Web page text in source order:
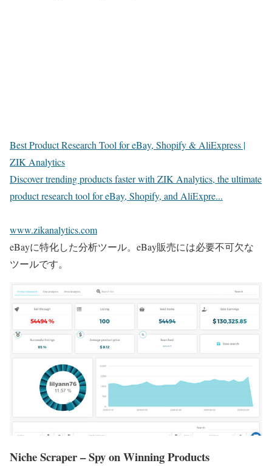
Best Product Research Tool for eBay, Shopify & AliExpress |
ZIK Analytics
Discover trending products faster with ZIK Analytics, the ultimate
product research tool for eBay, Shopify, and AliExpre...
www.zikanalytics.com
eBayに特化した分析ツール。eBay販売には必要不可欠な
ツールです。
Niche Scraper – Spy on Winning Products